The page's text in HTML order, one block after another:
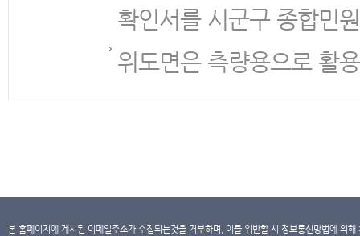
확인서를 시군구 종합민
위도면은 측량용으로 활
본 홈페이지에 게시된 이메일주소가 수집되는것을 거부하며, 이를 위반할 시 정보통신망법에 의